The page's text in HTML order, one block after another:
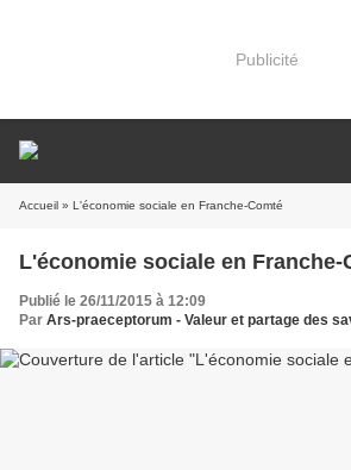
Publicité
Accueil » L'économie sociale en Franche-Comté
L'économie sociale en Franche-
Publié le 26/11/2015 à 12:09
Par Ars-praeceptorum - Valeur et partage des